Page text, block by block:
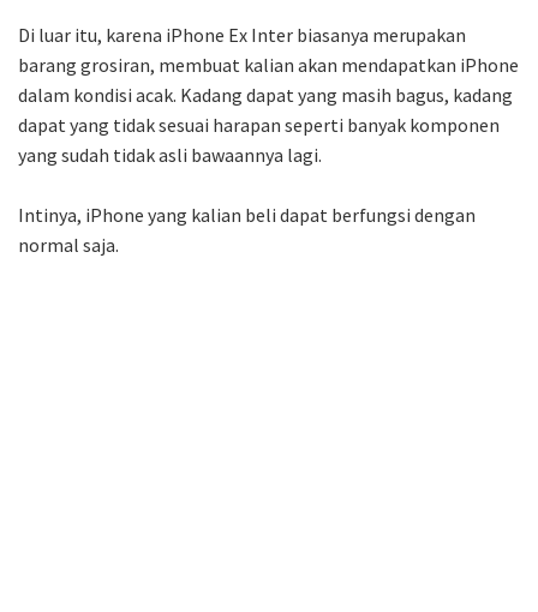
Di luar itu, karena iPhone Ex Inter biasanya merupakan
barang grosiran, membuat kalian akan mendapatkan iPhone
dalam kondisi acak. Kadang dapat yang masih bagus, kadang
dapat yang tidak sesuai harapan seperti banyak komponen
yang sudah tidak asli bawaannya lagi.
Intinya, iPhone yang kalian beli dapat berfungsi dengan
normal saja.